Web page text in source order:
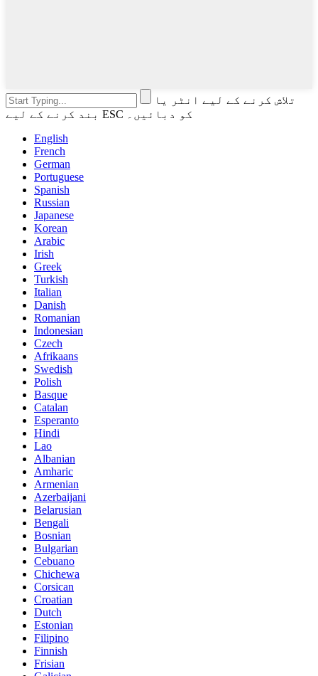
تلاش کرنے کے لیے انٹر یا
بند کرنے کے لیے ESC کو دبائیں۔
English
French
German
Portuguese
Spanish
Russian
Japanese
Korean
Arabic
Irish
Greek
Turkish
Italian
Danish
Romanian
Indonesian
Czech
Afrikaans
Swedish
Polish
Basque
Catalan
Esperanto
Hindi
Lao
Albanian
Amharic
Armenian
Azerbaijani
Belarusian
Bengali
Bosnian
Bulgarian
Cebuano
Chichewa
Corsican
Croatian
Dutch
Estonian
Filipino
Finnish
Frisian